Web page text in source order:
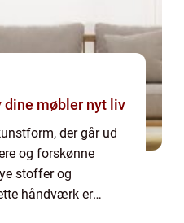
dine møbler nyt liv
der går ud
og forskønne
stoffer og
håndværk er